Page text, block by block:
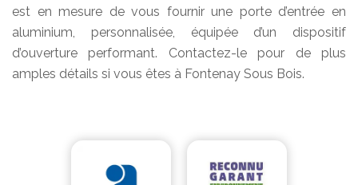
est en mesure de vous fournir une porte d’entrée en
aluminium, personnalisée, équipée d’un dispositif
d’ouverture performant. Contactez-le pour de plus
amples détails si vous êtes à Fontenay Sous Bois.